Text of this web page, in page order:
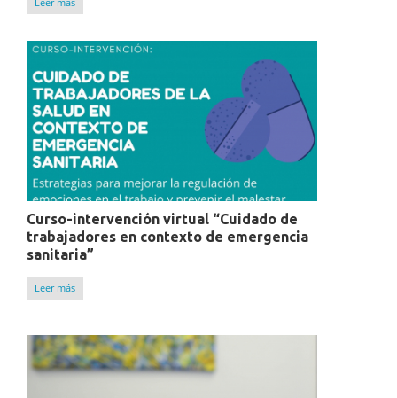
Curso-intervención virtual “Cuidado de
trabajadores en contexto de emergencia
sanitaria”
Leer más